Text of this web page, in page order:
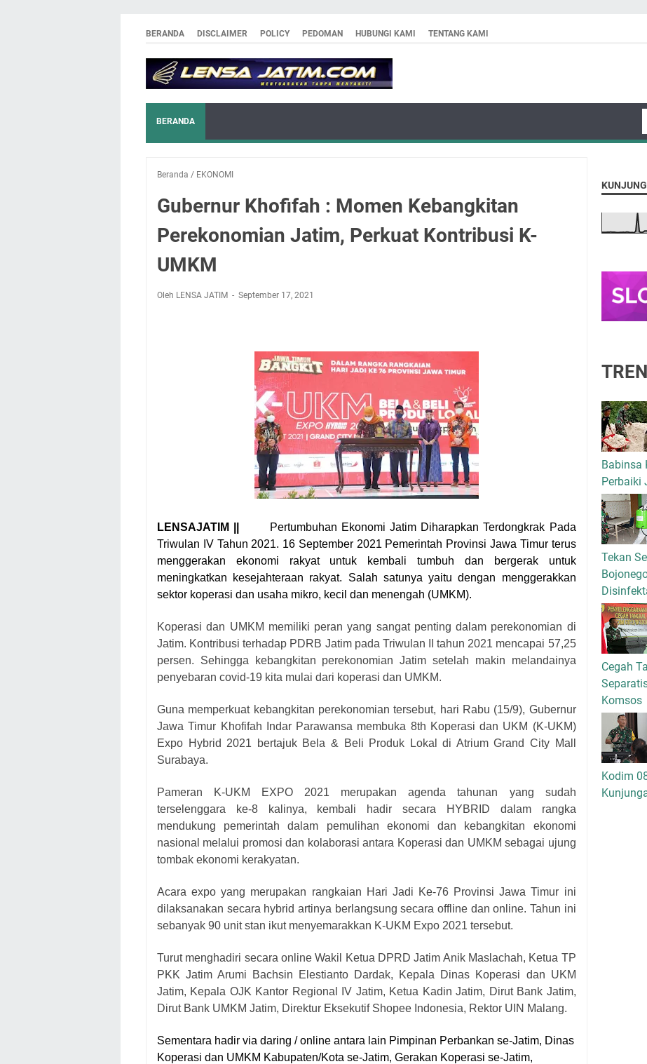
BERANDA DISCLAIMER POLICY PEDOMAN HUBUNGI KAMI TENTANG KAMI
BERANDA
Beranda / EKONOMI
Gubernur Khofifah : Momen Kebangkitan
Perekonomian Jatim, Perkuat Kontribusi K-
UMKM
Oleh LENSA JATIM September 17, 2021
LENSAJATIM ||
Pertumbuhan Ekonomi Jatim Diharapkan Terdongkrak Pada
Triwulan IV Tahun 2021. 16 September 2021 Pemerintah Provinsi Jawa Timur terus
menggerakan ekonomi rakyat untuk kembali tumbuh dan bergerak untuk
meningkatkan kesejahteraan rakyat. Salah satunya yaitu dengan menggerakkan
sektor koperasi dan usaha mikro, kecil dan menengah (UMKM).
Koperasi dan UMKM memiliki peran yang sangat penting dalam perekonomian di
Jatim. Kontribusi terhadap PDRB Jatim pada Triwulan II tahun 2021 mencapai 57,25
persen. Sehingga kebangkitan perekonomian Jatim setelah makin melandainya
penyebaran covid-19 kita mulai dari koperasi dan UMKM.
Guna memperkuat kebangkitan perekonomian tersebut, hari Rabu (15/9), Gubernur
Jawa Timur Khofifah Indar Parawansa membuka 8th Koperasi dan UKM (K-UKM)
Expo Hybrid 2021 bertajuk Bela & Beli Produk Lokal di Atrium Grand City Mall
Surabaya.
Pameran K-UKM EXPO 2021 merupakan agenda tahunan yang sudah
terselenggara ke-8 kalinya, kembali hadir secara HYBRID dalam rangka
mendukung pemerintah dalam pemulihan ekonomi dan kebangkitan ekonomi
nasional melalui promosi dan kolaborasi antara Koperasi dan UMKM sebagai ujung
tombak ekonomi kerakyatan.
Acara expo yang merupakan rangkaian Hari Jadi Ke-76 Provinsi Jawa Timur ini
dilaksanakan secara hybrid artinya berlangsung secara offline dan online. Tahun ini
sebanyak 90 unit stan ikut menyemarakkan K-UKM Expo 2021 tersebut.
Turut menghadiri secara online Wakil Ketua DPRD Jatim Anik Maslachah, Ketua TP
PKK Jatim Arumi Bachsin Elestianto Dardak, Kepala Dinas Koperasi dan UKM
Jatim, Kepala OJK Kantor Regional IV Jatim, Ketua Kadin Jatim, Dirut Bank Jatim,
Dirut Bank UMKM Jatim, Direktur Eksekutif Shopee Indonesia, Rektor UIN Malang.
Sementara hadir via daring / online antara lain Pimpinan Perbankan se-Jatim, Dinas
Koperasi dan UMKM Kabupaten/Kota se-Jatim, Gerakan Koperasi se-Jatim,
Babinsa
Perbaiki
Tekan
Cegah
Komsos
Kodim